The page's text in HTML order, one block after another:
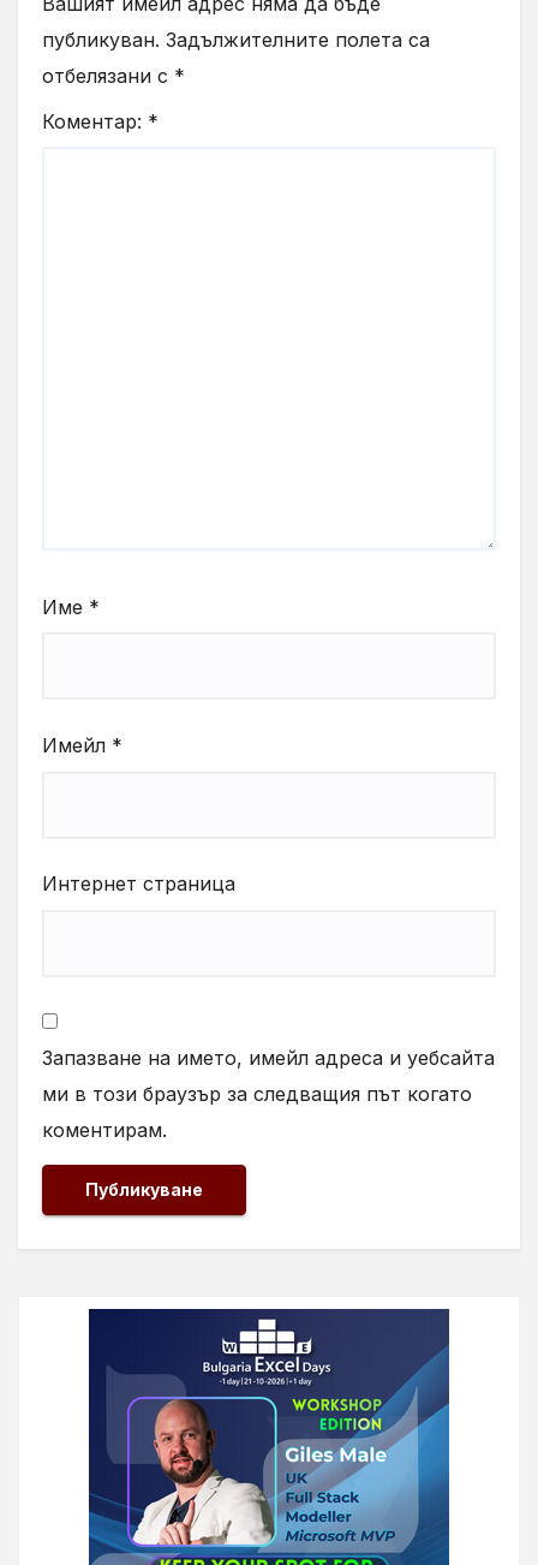
публикуван. Задължителните полета са
отбелязани с *
Коментар: *
Име *
Имейл *
Интернет страница
Запазване на името, имейл адреса и уебсайта
ми в този браузър за следващия път когато
коментирам.